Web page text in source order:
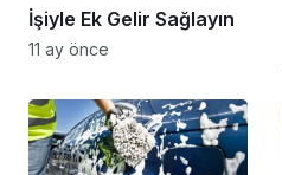
İşiyle Ek Gelir Sağlayın
11 ay önce